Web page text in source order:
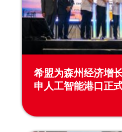
希盟为森州经济增
申人工智能港口正